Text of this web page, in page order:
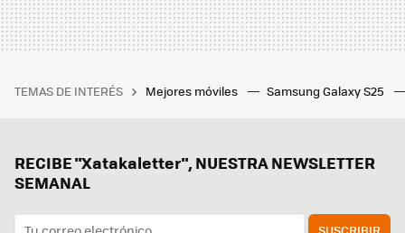
TEMAS DE INTERÉS Mejores móviles Samsung Galaxy S25
RECIBE "Xatakaletter", NUESTRA NEWSLETTER
SEMANAL